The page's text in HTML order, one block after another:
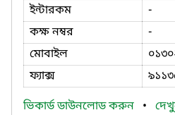
ইন্টারকম
-
কক্ষ নম্বর
-
মোবাইল
ফ্যাক্স
ভিকার্ড ডাউনলোড করুন •